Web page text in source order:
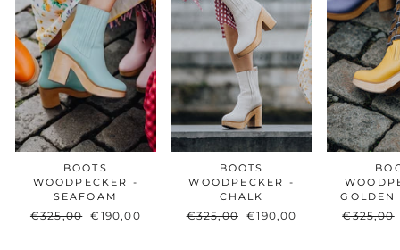
BOOTS
WOODPECKER -
SEAFOAM
Originele
€325,00
Nieuwe
€190,00
BOOTS
WOODPECKER -
CHALK
Originele
€325,00
Nieuwe
€190,00
GOLDEN
Originele
€325,00